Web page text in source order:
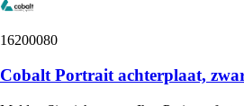
16200080
Cobalt Portrait achterplaat,